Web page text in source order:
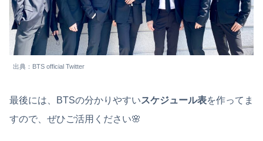
出典：BTS official Twitter
最後には、BTSの分かりやすいスケジュール表を作ってま
すので、ぜひご活用ください🌸